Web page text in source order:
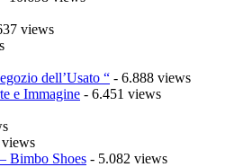
views
dell’Usato “ - 6.888 views
e Immagine - 6.451 views
Bimbo Shoes - 5.082 views